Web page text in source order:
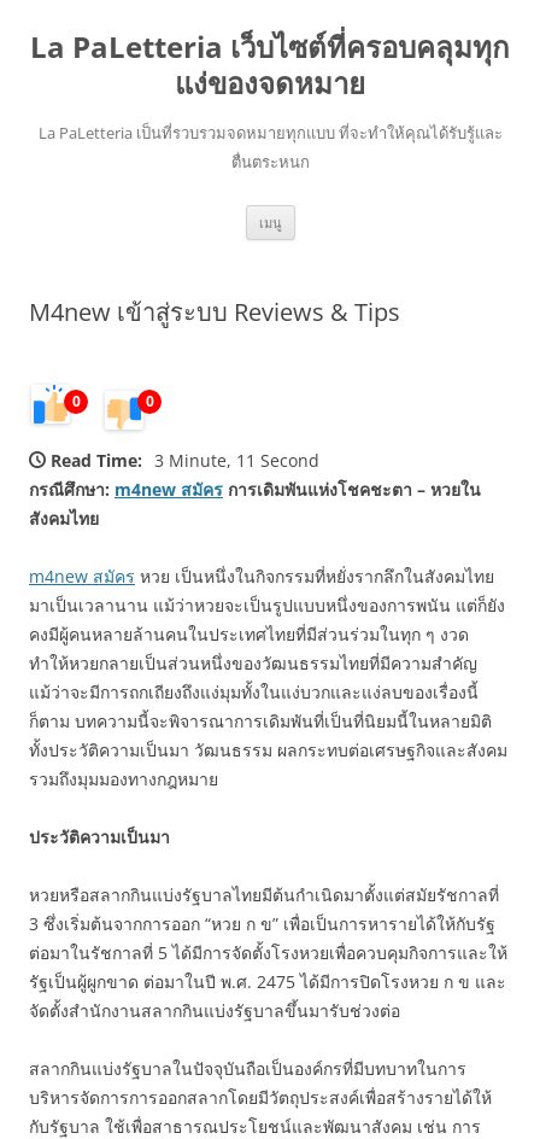
La PaLetteria เว็บไซต์ที่ครอบคลุมทุก
แง่ของจดหมาย
La PaLetteria เป็นที่รวบรวมจดหมายทุกแบบ ที่จะทำให้คุณได้รับรู้และ
ตื่นตระหนก
เมนู ข้าม
ยัง
M4new เข้าสู่ระบบ Reviews & Tips
0 0
Read Time: 3 Minute, 11 Second
กรณีศึกษา: m4new สมัคร การเดิมพันแห่งโชคชะตา – หวยใน
สังคมไทย
m4new สมัคร หวย เป็นหนึ่งในกิจกรรมที่หยั่งรากลึกในสังคมไทย
มาเป็นเวลานาน แม้ว่าหวยจะเป็นรูปแบบหนึ่งของการพนัน แต่ก็ยัง
คงมีผู้คนหลายล้านคนในประเทศไทยที่มีส่วนร่วมในทุก ๆ งวด
ทำให้หวยกลายเป็นส่วนหนึ่งของวัฒนธรรมไทยที่มีความสำคัญ
แม้ว่าจะมีการถกเถียงถึงแง่มุมทั้งในแง่บวกและแง่ลบของเรื่องนี้
ก็ตาม บทความนี้จะพิจารณาการเดิมพันที่เป็นที่นิยมนี้ในหลายมิติ
ทั้งประวัติความเป็นมา วัฒนธรรม ผลกระทบต่อเศรษฐกิจและสังคม
รวมถึงมุมมองทางกฎหมาย
ประวัติความเป็นมา
หวยหรือสลากกินแบ่งรัฐบาลไทยมีต้นกำเนิดมาตั้งแต่สมัยรัชกาลที่
3 ซึ่งเริ่มต้นจากการออก “หวย ก ข” เพื่อเป็นการหารายได้ให้กับรัฐ
ต่อมาในรัชกาลที่ 5 ได้มีการจัดตั้งโรงหวยเพื่อควบคุมกิจการและให้
รัฐเป็นผู้ผูกขาด ต่อมาในปี พ.ศ. 2475 ได้มีการปิดโรงหวย ก ข และ
จัดตั้งสำนักงานสลากกินแบ่งรัฐบาลขึ้นมารับช่วงต่อ
สลากกินแบ่งรัฐบาลในปัจจุบันถือเป็นองค์กรที่มีบทบาทในการ
บริหารจัดการการออกสลากโดยมีวัตถุประสงค์เพื่อสร้างรายได้ให้
กับรัฐบาล ใช้เพื่อสาธารณประโยชน์และพัฒนาสังคม เช่น การ